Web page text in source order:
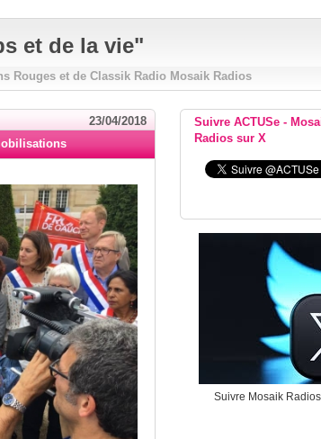
et de la vie"
Rouges et de Classik Radio Mosaik Radios
Suivre ACTUSe -
Radios sur X
Suivre Mosaik Radios
23/04/2018